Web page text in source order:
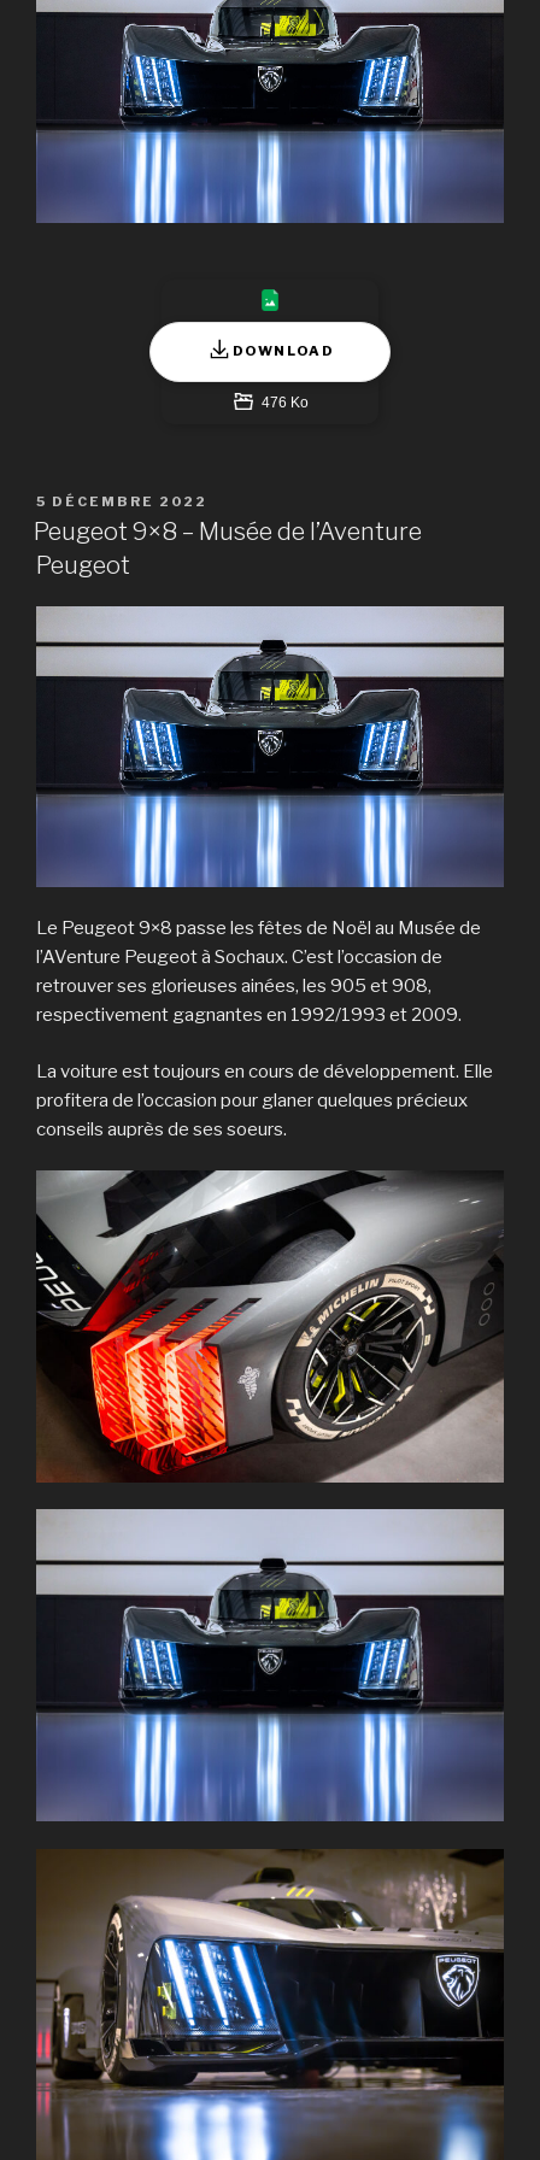
DOWNLOAD
476 Ko
PUBLIÉ
LE
5 DÉCEMBRE 2022
Peugeot 9×8 – Musée de l’Aventure
Peugeot
Le Peugeot 9×8 passe les fêtes de Noël au Musée de
l’AVenture Peugeot à Sochaux. C’est l’occasion de
retrouver ses glorieuses ainées, les 905 et 908,
respectivement gagnantes en 1992/1993 et 2009.
La voiture est toujours en cours de développement. Elle
profitera de l’occasion pour glaner quelques précieux
conseils auprès de ses soeurs.